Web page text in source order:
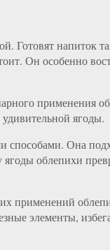
Готовят напиток
Он особенно
применения
ягоды.
способами. Она
облепихи
применений
элементы,